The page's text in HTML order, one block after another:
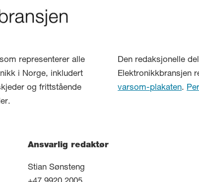
representerer alle
i Norge, inkludert
og frittstående
Den redaksjonelle
Elektronikkbransjen
varsom-plakaten.
Ansvarlig redaktør
Stian Sønsteng